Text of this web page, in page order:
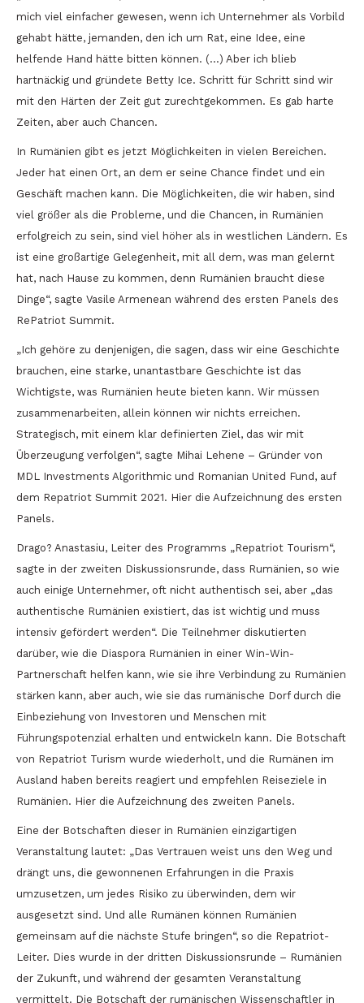
mich viel einfacher gewesen, wenn ich Unternehmer als Vorbild
gehabt hätte, jemanden, den ich um Rat, eine Idee, eine
helfende Hand hätte bitten können. (…) Aber ich blieb
hartnäckig und gründete Betty Ice. Schritt für Schritt sind wir
mit den Härten der Zeit gut zurechtgekommen. Es gab harte
Zeiten, aber auch Chancen.
In Rumänien gibt es jetzt Möglichkeiten in vielen Bereichen.
Jeder hat einen Ort, an dem er seine Chance findet und ein
Geschäft machen kann. Die Möglichkeiten, die wir haben, sind
viel größer als die Probleme, und die Chancen, in Rumänien
erfolgreich zu sein, sind viel höher als in westlichen Ländern. Es
ist eine großartige Gelegenheit, mit all dem, was man gelernt
hat, nach Hause zu kommen, denn Rumänien braucht diese
Dinge“, sagte Vasile Armenean während des ersten Panels des
RePatriot Summit.
„Ich gehöre zu denjenigen, die sagen, dass wir eine Geschichte
brauchen, eine starke, unantastbare Geschichte ist das
Wichtigste, was Rumänien heute bieten kann. Wir müssen
zusammenarbeiten, allein können wir nichts erreichen.
Strategisch, mit einem klar definierten Ziel, das wir mit
Überzeugung verfolgen“, sagte Mihai Lehene – Gründer von
MDL Investments Algorithmic und Romanian United Fund, auf
dem Repatriot Summit 2021. Hier die Aufzeichnung des ersten
Panels.
Drago? Anastasiu, Leiter des Programms „Repatriot Tourism“,
sagte in der zweiten Diskussionsrunde, dass Rumänien, so wie
auch einige Unternehmer, oft nicht authentisch sei, aber „das
authentische Rumänien existiert, das ist wichtig und muss
intensiv gefördert werden“. Die Teilnehmer diskutierten
darüber, wie die Diaspora Rumänien in einer Win-Win-
Partnerschaft helfen kann, wie sie ihre Verbindung zu Rumänien
stärken kann, aber auch, wie sie das rumänische Dorf durch die
Einbeziehung von Investoren und Menschen mit
Führungspotenzial erhalten und entwickeln kann. Die Botschaft
von Repatriot Turism wurde wiederholt, und die Rumänen im
Ausland haben bereits reagiert und empfehlen Reiseziele in
Rumänien. Hier die Aufzeichnung des zweiten Panels.
Eine der Botschaften dieser in Rumänien einzigartigen
Veranstaltung lautet: „Das Vertrauen weist uns den Weg und
drängt uns, die gewonnenen Erfahrungen in die Praxis
umzusetzen, um jedes Risiko zu überwinden, dem wir
ausgesetzt sind. Und alle Rumänen können Rumänien
gemeinsam auf die nächste Stufe bringen“, so die Repatriot-
Leiter. Dies wurde in der dritten Diskussionsrunde – Rumänien
der Zukunft, und während der gesamten Veranstaltung
vermittelt. Die Botschaft der rumänischen Wissenschaftler in